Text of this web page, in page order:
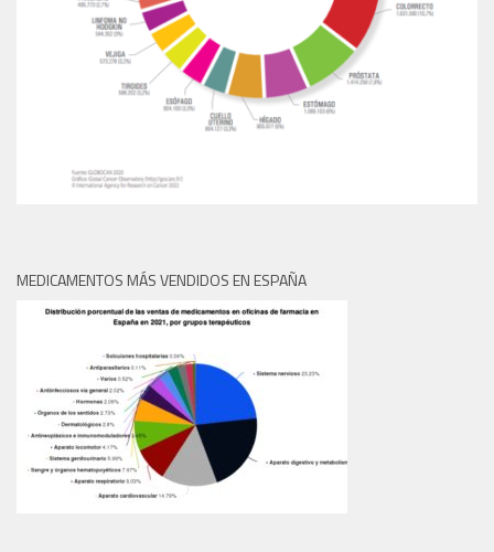
MEDICAMENTOS MÁS VENDIDOS EN ESPAÑA